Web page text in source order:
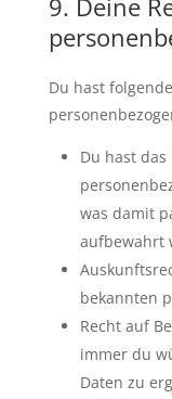
9. Deine
Du hast
Du hast
was damit
aufbewahrt
bekannten
Recht auf
immer du
Daten zu